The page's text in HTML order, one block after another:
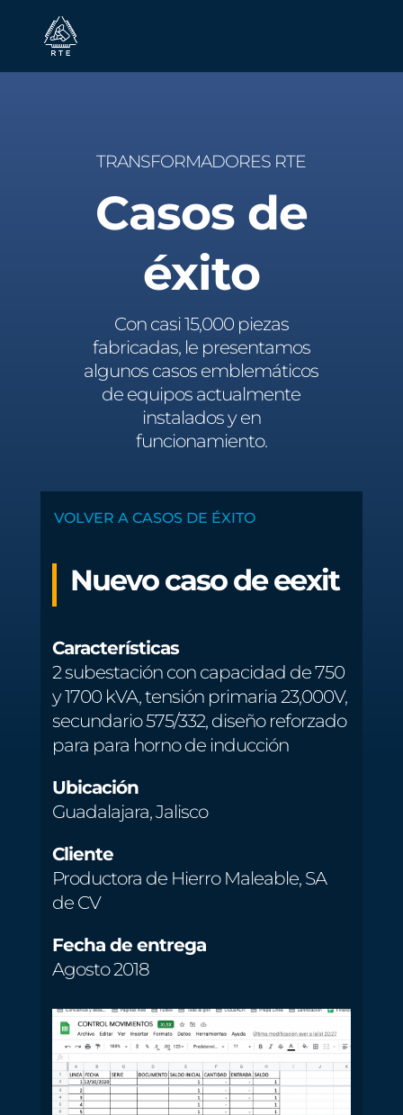
TRANSFORMADORES RTE
Casos de
éxito
Con casi 15,000 piezas
fabricadas, le presentamos
algunos casos emblemáticos
de equipos actualmente
instalados y en
funcionamiento.
VOLVER A CASOS DE ÉXITO
Nuevo caso de eexit
Características
2 subestación con capacidad de 750
y 1700 kVA, tensión primaria 23,000V,
secundario 575/332, diseño reforzado
para para horno de inducción
Ubicación
Guadalajara, Jalisco
Cliente
Productora de Hierro Maleable, SA
de CV
Fecha de entrega
Agosto 2018